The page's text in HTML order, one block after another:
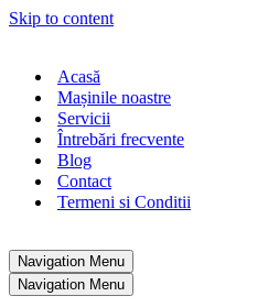
Skip to content
Acasă
Mașinile noastre
Servicii
Întrebări frecvente
Blog
Contact
Termeni si Conditii
Navigation Menu
Navigation Menu